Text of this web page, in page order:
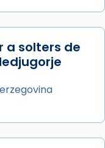
cardenal Joan
i l’ha
Barcelona,
a solters de